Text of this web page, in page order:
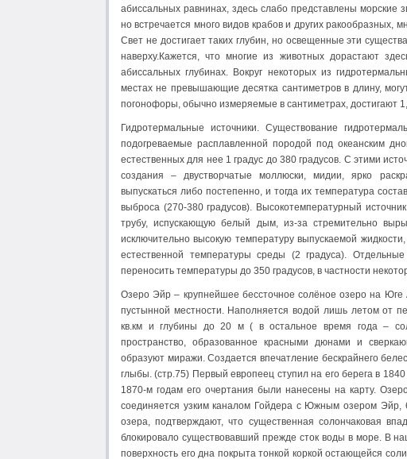
абиссальных равнинах, здесь слабо представлены
но встречается много видов крабов и других ракообразных,
Свет не достигает таких глубин, но освещенные эти
наверху.Кажется, что многие из животных дорастают
абиссальных глубинах. Вокруг некоторых из
местах не превышающие десятка сантиметров в длину,
погонофоры, обычно измеряемые в сантиметрах, достигают
Гидротермальные источники. Существование
подогреваемые расплавленной породой под океанским
естественных для нее 1 градус до 380 градусов. С этими
создания – двустворчатые моллюски, мидии, ярко
выпускаться либо постепенно, и тогда их температура
выброса (270-380 градусов). Высокотемпературный
трубу, испускающую белый дым, из-за стремительно
исключительно высокую температуру выпускаемой
естественной температуры среды (2 градуса).
переносить температуры до 350 градусов, в частности
Озеро Эйр – крупнейшее бессточное солёное озеро на
пустынной местности. Наполняется водой лишь летом от
кв.км и глубины до 20 м ( в остальное время года –
пространство, образованное красными дюнами и
образуют миражи. Создается впечатление бескрайнего
глыбы. (стр.75) Первый европеец ступил на его берега в
1870-м годам его очертания были нанесены на карту.
соединяется узким каналом Гойдера с Южным озером
озера, подтверждают, что существенная солончаковая
блокировало существовавший прежде сток воды в море. В
поверхность его дна покрыта тонкой коркой остающейся